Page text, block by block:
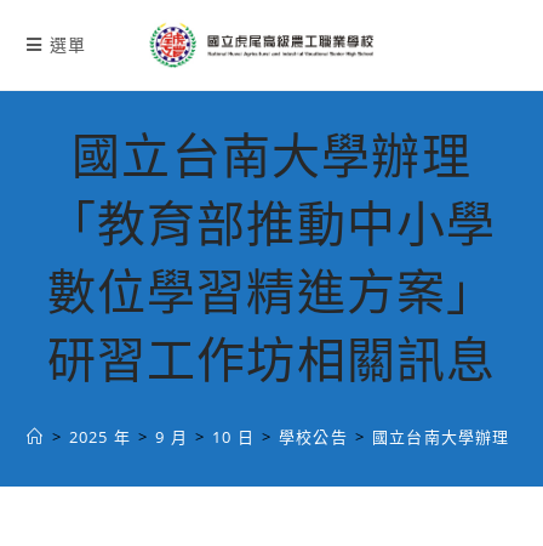
選單
國立台南大學辦理
「教育部推動中小學
數位學習精進方案」
研習工作坊相關訊息
> 2025 年 > 9 月 > 10 日 > 學校公告 > 國立台南大學辦理「